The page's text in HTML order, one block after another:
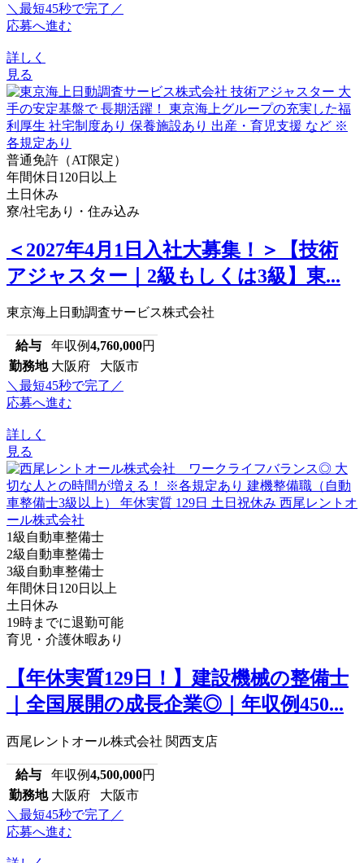
＼最短45秒で完了／
応募へ進む
詳しく
見る
普通免許（AT限定）
年間休日120日以上
土日休み
寮/社宅あり・住み込み
＜2027年4月1日入社大募集！＞【技術
アジャスター｜2級もしくは3級】東...
東京海上日動調査サービス株式会社
給与 年収例4,760,000円
勤務地 大阪府 大阪市
＼最短45秒で完了／
応募へ進む
詳しく
見る
1級自動車整備士
2級自動車整備士
3級自動車整備士
年間休日120日以上
土日休み
19時までに退勤可能
育児・介護休暇あり
【年休実質129日！】建設機械の整備士
｜全国展開の成長企業◎｜年収例450...
西尾レントオール株式会社 関西支店
給与 年収例4,500,000円
勤務地 大阪府 大阪市
＼最短45秒で完了／
応募へ進む